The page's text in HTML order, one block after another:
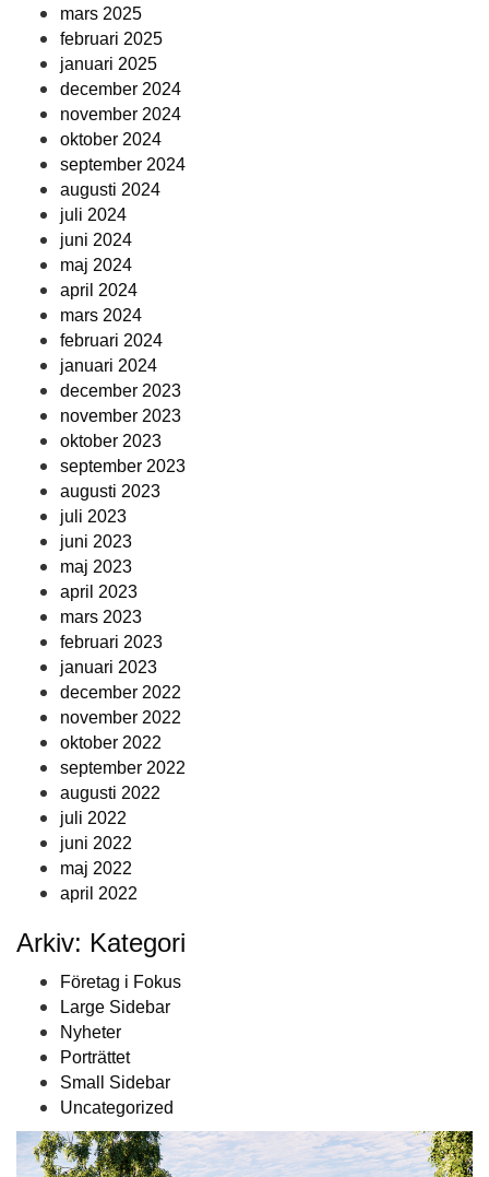
mars 2025
februari 2025
januari 2025
december 2024
november 2024
oktober 2024
september 2024
augusti 2024
juli 2024
juni 2024
maj 2024
april 2024
mars 2024
februari 2024
januari 2024
december 2023
november 2023
oktober 2023
september 2023
augusti 2023
juli 2023
juni 2023
maj 2023
april 2023
mars 2023
februari 2023
januari 2023
december 2022
november 2022
oktober 2022
september 2022
augusti 2022
juli 2022
juni 2022
maj 2022
april 2022
Arkiv: Kategori
Företag i Fokus
Large Sidebar
Nyheter
Porträttet
Small Sidebar
Uncategorized